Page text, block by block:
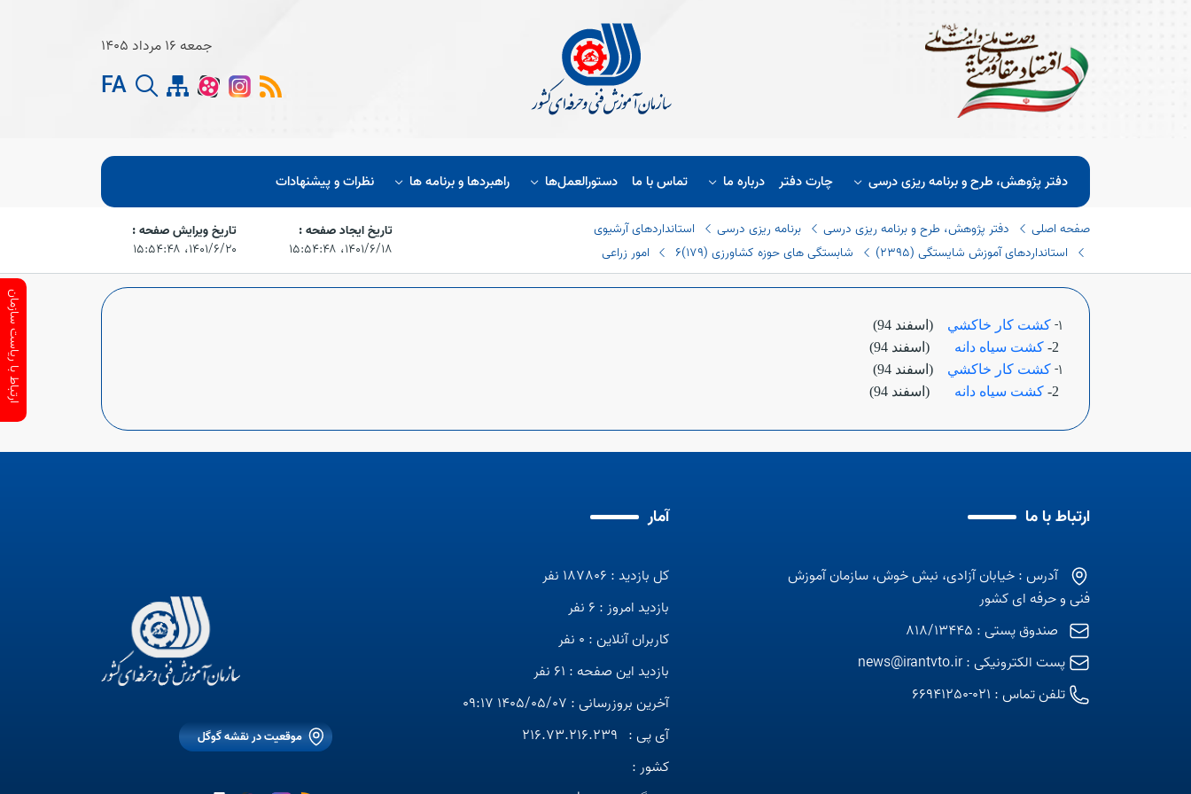
جمعه 16 مرداد 1405
FA
دفتر پژوهش، طرح و برنامه ریزی درسی چارت دفتر درباره ما تماس با ما دستورالعمل‌ها راهبردها و برنامه ها نظرات و پیشنهادات
صفحه اصلی دفتر پژوهش، طرح و برنامه ریزی درسی برنامه ریزی درسی
استانداردهای آرشیوی
استانداردهای آموزش شایستگی (٢٣٩٥)
شابستگی های حوزه کشاورزی (١٧٩) 6 امور زراعی
تاریخ ایجاد صفحه :
۱۴۰۱/۶/۱۸،‏ ۱۵:۵۴:۴۸
تاریخ ویرایش صفحه :
۱۴۰۱/۶/۲۰،‏ ۱۵:۵۴:۴۸
1- كشت كار خاكشي (اسفند 94)
كشت سياه دانه (اسفند 94)
1- كشت كار خاكشي (اسفند 94)
كشت سياه دانه (اسفند 94)
ارتباط با ما
آدرس : خیابان آزادی، نبش خوش، سازمان آموزش
فنی و حرفه ای کشور
صندوق پستی : 818/13445
پست الکترونیکی :news@irantvto.ir
تلفن تماس : 021-66941250
آمار
کل بازدید : 187806 نفر
بازدید امروز : 6 نفر
کاربران آنلاین : 0 نفر
بازدید این صفحه : 61 نفر
آخرین بروزرسانی : 1405/05/07 09:17
آی پی : 216.73.216.239
کشور :
موقعیت در نقشه گوگل
ارتباط با ریاست سازمان